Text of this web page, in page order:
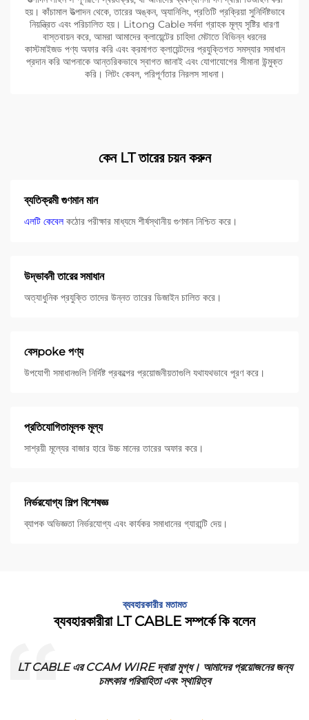
হয়। কাঁচামাল উত্পাদন থেকে, তারের অঙ্কন, অ্যানিলিং, প্রতিটি প্রক্রিয়া সুনির্দিষ্টভাবে
নিয়ন্ত্রিত এবং পরিচালিত হয়। Litong Cable সর্বদা গ্রাহক মূল্য সৃষ্টির ধারণা
বাস্তবায়ন করে, আমরা আমাদের ক্লায়েন্টের চাহিদা মেটাতে বিভিন্ন ধরনের
কাস্টমাইজড পণ্য অফার করি এবং ক্রমাগত ক্লায়েন্টদের প্রযুক্তিগত সমস্যার সমাধান
প্রদান করি আপনাকে আন্তরিকভাবে স্বাগত জানাই এবং যোগাযোগের সীমানা উন্মুক্ত
করি। লিটং কেবল, পরিপূর্ণতার নিরলস সাধনা।
কেন LT তারের চয়ন করুন
ব্যতিক্রমী গুণমান মান
এলটি কেবেল কঠোর পরীক্ষার মাধ্যমে শীর্ষস্থানীয় গুণমান নিশ্চিত করে।
উদ্ভাবনী তারের সমাধান
অত্যাধুনিক প্রযুক্তি তাদের উন্নত তারের ডিজাইন চালিত করে।
বেসpoke পণ্য
উপযোগী সমাধানগুলি নির্দিষ্ট প্রকল্পের প্রয়োজনীয়তাগুলি যথাযথভাবে পূরণ করে।
প্রতিযোগিতামূলক মূল্য
সাশ্রয়ী মূল্যের বাজার হারে উচ্চ মানের তারের অফার করে।
নির্ভরযোগ্য শিল্প বিশেষজ্ঞ
ব্যাপক অভিজ্ঞতা নির্ভরযোগ্য এবং কার্যকর সমাধানের গ্যারান্টি দেয়।
ব্যবহারকারীর মতামত
ব্যবহারকারীরা LT CABLE সম্পর্কে কি বলেন
LT CABLE এর CCAM WIRE দ্বারা মুগ্ধ। আমাদের প্রয়োজনের জন্য
চমৎকার পরিবাহিতা এবং স্থায়িত্ব